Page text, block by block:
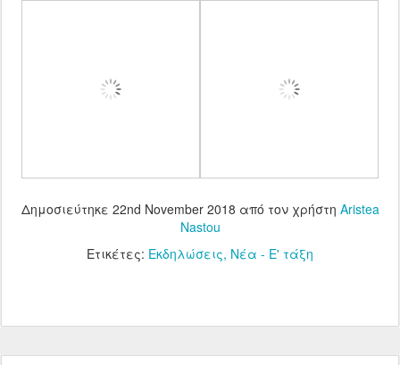
Δημοσιεύτηκε 22nd November 2018 από τον χρήστη Aristea
Nastou
Ετικέτες: Εκδηλώσεις Νέα - Ε' τάξη